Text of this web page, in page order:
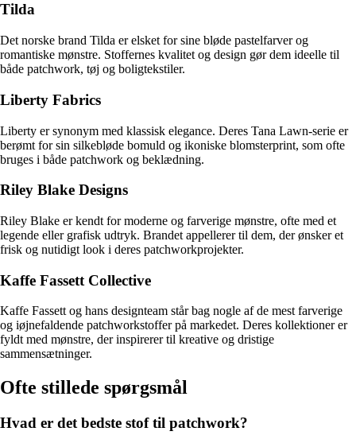
Tilda
Det norske brand Tilda er elsket for sine bløde pastelfarver og
romantiske mønstre. Stoffernes kvalitet og design gør dem ideelle til
både patchwork, tøj og boligtekstiler.
Liberty Fabrics
Liberty er synonym med klassisk elegance. Deres Tana Lawn-serie er
berømt for sin silkebløde bomuld og ikoniske blomsterprint, som ofte
bruges i både patchwork og beklædning.
Riley Blake Designs
Riley Blake er kendt for moderne og farverige mønstre, ofte med et
legende eller grafisk udtryk. Brandet appellerer til dem, der ønsker et
frisk og nutidigt look i deres patchworkprojekter.
Kaffe Fassett Collective
Kaffe Fassett og hans designteam står bag nogle af de mest farverige
og iøjnefaldende patchworkstoffer på markedet. Deres kollektioner er
fyldt med mønstre, der inspirerer til kreative og dristige
sammensætninger.
Ofte stillede spørgsmål
Hvad er det bedste stof til patchwork?